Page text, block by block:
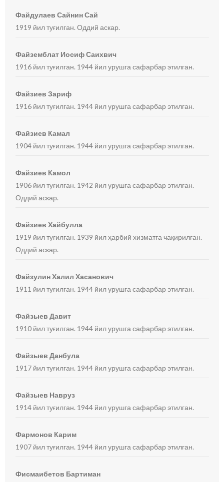
Файдулаев Сайнин Сай
1919 йил туғилган. Оддий аскар.
Файземблат Иосиф Саихвич
1916 йил туғилган. 1944 йил урушга сафарбар этилган.
Файзиев Зариф
1916 йил туғилган. 1944 йил урушга сафарбар этилган.
Файзиев Камал
1904 йил туғилган. 1944 йил урушга сафарбар этилган.
Файзиев Камол
1906 йил туғилган. 1942 йил урушга сафарбар этилган.
Оддий аскар.
Файзиев Хайбулла
1919 йил туғилган. 1939 йил ҳарбий хизматга чақирилган.
Оддий аскар.
Файзулин Халил Хасанович
1911 йил туғилган. 1944 йил урушга сафарбар этилган.
Файзыев Давит
1910 йил туғилган. 1944 йил урушга сафарбар этилган.
Файзыев Данбула
1917 йил туғилган. 1944 йил урушга сафарбар этилган.
Файзыев Навруз
1914 йил туғилган. 1944 йил урушга сафарбар этилган.
Фармонов Карим
1907 йил туғилган. 1944 йил урушга сафарбар этилган.
Фисмаибетов Бартиман